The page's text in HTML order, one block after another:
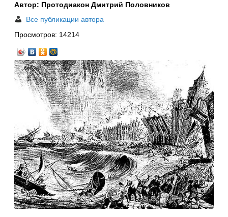
Автор: Протодиакон Дмитрий Половников
Все публикации автора
Просмотров: 14214